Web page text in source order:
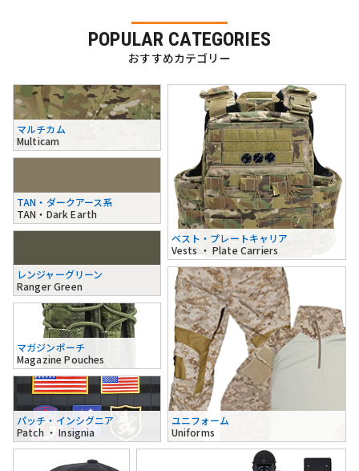
POPULAR CATEGORIES
おすすめカテゴリー
マルチカム
Multicam
TAN・ダークアース系
TAN・Dark Earth
レンジャーグリーン
Ranger Green
ベスト・プレートキャリア
Vests ・ Plate Carriers
マガジンポーチ
Magazine Pouches
パッチ・インシグニア
Patch ・ Insignia
ユニフォーム
Uniforms